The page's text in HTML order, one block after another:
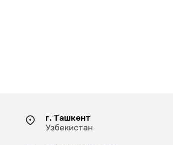
г. Ташкент
Узбекистан